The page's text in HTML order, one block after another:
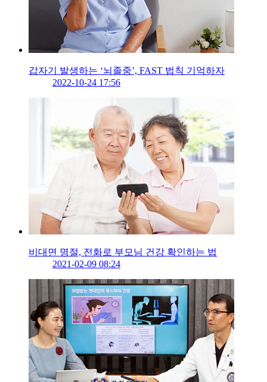
갑자기 발생하는 ‘뇌졸중’, FAST 법칙 기억하자
2022-10-24 17:56
비대면 명절, 전화로 부모님 건강 확인하는 법
2021-02-09 08:24